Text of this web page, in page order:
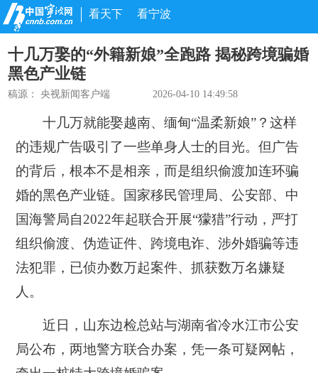
看天下 看宁波
十几万娶的“外籍新娘”全跑路 揭秘跨境骗婚
黑色产业链
稿源：央视新闻客户端 2026-04-10 14:49:58
十几万就能娶越南、缅甸“温柔新娘”？这样
的违规广告吸引了一些单身人士的目光。但广告
的背后，根本不是相亲，而是组织偷渡加连环骗
婚的黑色产业链。国家移民管理局、公安部、中
国海警局自2022年起联合开展“獴猎”行动，严打
组织偷渡、伪造证件、跨境电诈、涉外婚骗等违
法犯罪，已侦办数万起案件、抓获数万名嫌疑
人。
近日，山东边检总站与湖南省冷水江市公安
局公布，两地警方联合办案，凭一条可疑网帖，